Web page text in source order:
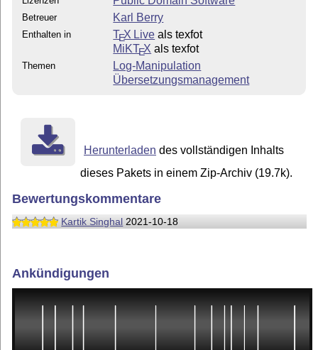
Betreuer Karl Berry
Enthalten in TEX Live als texfot
MiKTEX als texfot
Themen
Log-Manipulation
Übersetzungsmanagement
Herunterladen des vollständigen Inhalts
dieses Pakets in einem Zip-Archiv (19.7k).
Bewertungskommentare
Kartik Singhal 2021-10-18
Ankündigungen